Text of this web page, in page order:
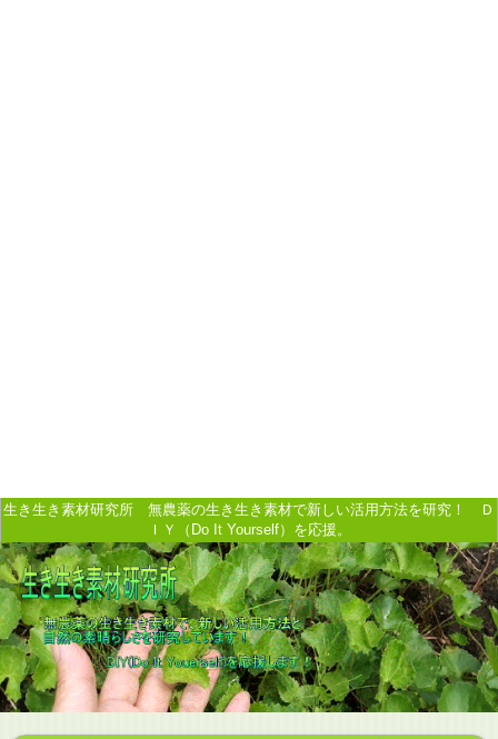
生き生き素材研究所 無農薬の生き生き素材で新しい活用方法を研究！ Ｄ
ＩＹ（Do It Yourself）を応援。